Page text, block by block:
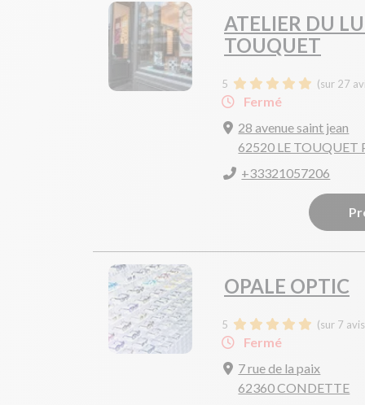
ATELIER DU
TOUQUET
5 (sur 27
Fermé
28 avenue saint jean
62520 LE TOUQUET
+33321057206
OPALE OPTIC
5 (sur 7
Fermé
7 rue de la paix
62360 CONDETTE